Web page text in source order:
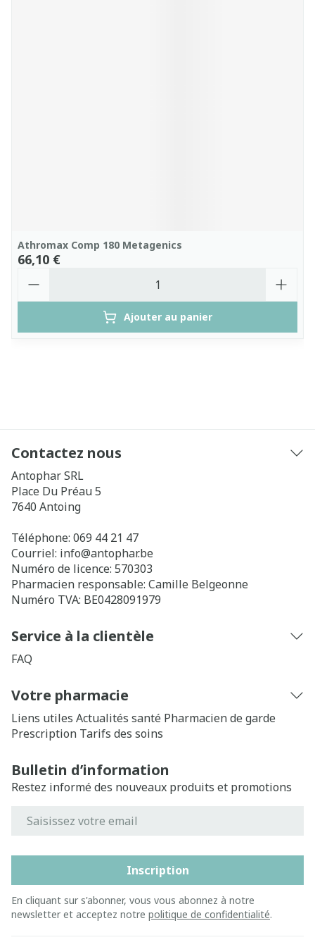
Athromax Comp 180 Metagenics
66,10 €
Ajouter au panier
Contactez nous
Antophar SRL
Place Du Préau 5
7640 Antoing
Téléphone: 069 44 21 47
Courriel: info@antophar.be
Numéro de licence: 570303
Pharmacien responsable: Camille Belgeonne
Numéro TVA: BE0428091979
Service à la clientèle
FAQ
Votre pharmacie
Liens utiles Actualités santé Pharmacien de garde
Prescription Tarifs des soins
Bulletin d’information
Restez informé des nouveaux produits et promotions
Inscription
En cliquant sur s'abonner, vous vous abonnez à notre
newsletter et acceptez notre politique de confidentialité.